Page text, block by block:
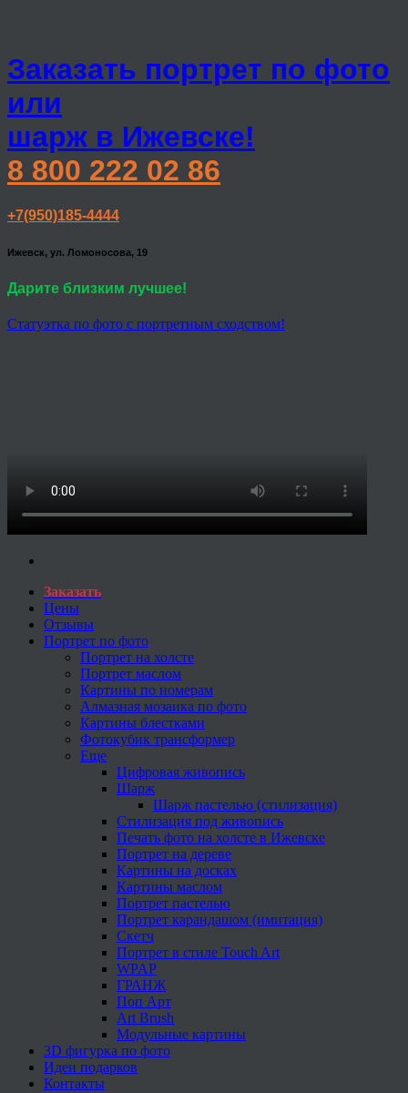
Заказать портрет по фото
или
шарж в Ижевске!
8 800 222 02 86
+7(950)185-4444
Ижевск, ул. Ломоносова, 19
Дарите близким лучшее!
Статуэтка по фото с портретным сходством!
Заказать
Цены
Отзывы
Портрет по фото
Портрет на холсте
Портрет маслом
Картины по номерам
Алмазная мозаика по фото
Картины блестками
Фотокубик трансформер
Еще
Цифровая живопись
Шарж
Шарж пастелью (стилизация)
Стилизация под живопись
Печать фото на холсте в Ижевске
Портрет на дереве
Картины на досках
Картины маслом
Портрет пастелью
Портрет карандашом (имитация)
Скетч
Портрет в стиле Touch Art
WPAP
ГРАНЖ
Поп Арт
Art Brush
Модульные картины
3D фигурка по фото
Идеи подарков
Контакты